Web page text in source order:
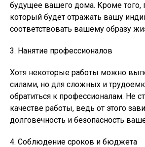
будущее вашего дома. Кроме того,
который будет отражать вашу
соответствовать вашему образу
3. Нанятие профессионалов
Хотя некоторые работы можно
силами, но для сложных и
обратиться к профессионалам. Не
качестве работы, ведь от этого
долговечность и безопасность
4. Соблюдение сроков и бюджета